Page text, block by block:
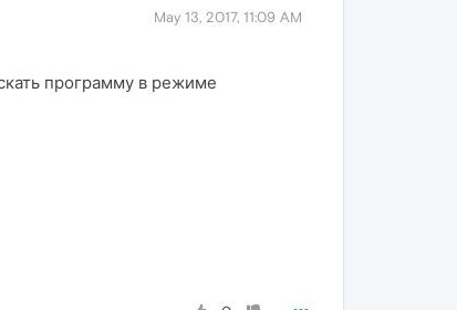
May 13, 2017, 11:09 AM
программу в режиме